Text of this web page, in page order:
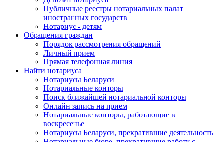
Публичные реестры нотариальных палат
иностранных государств
Нотариус - детям
Обращения граждан
Порядок рассмотрения обращений
Личный прием
Прямая телефонная линия
Найти нотариуса
Нотариусы Беларуси
Нотариальные конторы
Поиск ближайшей нотариальной конторы
Онлайн запись на прием
Нотариальные конторы, работающие в
воскресенье
Нотариусы Беларуси, прекратившие деятельность